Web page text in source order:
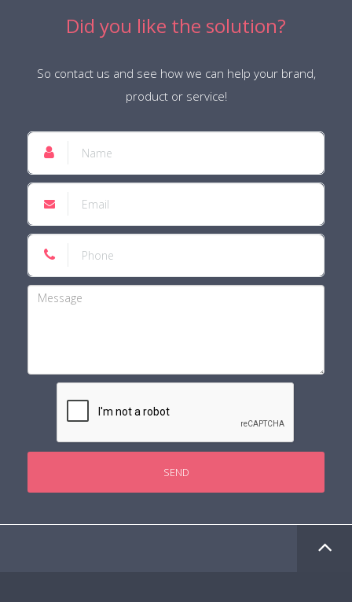
Did you like the solution?
So contact us and see how we can help your brand,
product or service!
SEND